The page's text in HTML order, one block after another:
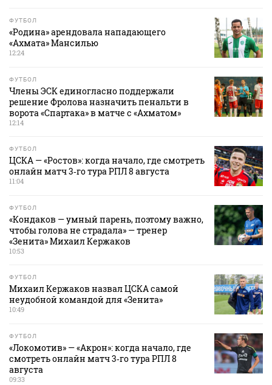
ФУТБОЛ
«Родина» арендовала нападающего
«Ахмата» Мансилью
12:24
ФУТБОЛ
Члены ЭСК единогласно поддержали
решение Фролова назначить пенальти в
ворота «Спартака» в матче с «Ахматом»
12:14
ФУТБОЛ
ЦСКА — «Ростов»: когда начало, где смотреть
онлайн матч 3‑го тура РПЛ 8 августа
11:04
ФУТБОЛ
«Кондаков — умный парень, поэтому важно,
чтобы голова не страдала» — тренер
«Зенита» Михаил Кержаков
10:53
ФУТБОЛ
Михаил Кержаков назвал ЦСКА самой
неудобной командой для «Зенита»
10:49
ФУТБОЛ
«Локомотив» — «Акрон»: когда начало, где
смотреть онлайн матч 3‑го тура РПЛ 8
августа
09:33